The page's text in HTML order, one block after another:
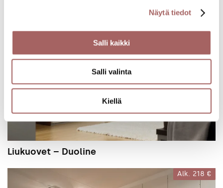
Näytä tiedot
Salli kaikki
Salli valinta
Kiellä
Liukuovet – Duoline
Alk. 218 €